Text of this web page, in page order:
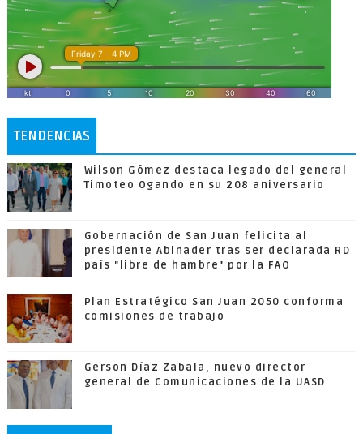
TENDENCIAS
Wilson Gómez destaca legado del general
Timoteo Ogando en su 208 aniversario
Gobernación de San Juan felicita al
presidente Abinader tras ser declarada RD
país "libre de hambre" por la FAO
Plan Estratégico San Juan 2050 conforma
comisiones de trabajo
Gerson Díaz Zabala, nuevo director
general de Comunicaciones de la UASD